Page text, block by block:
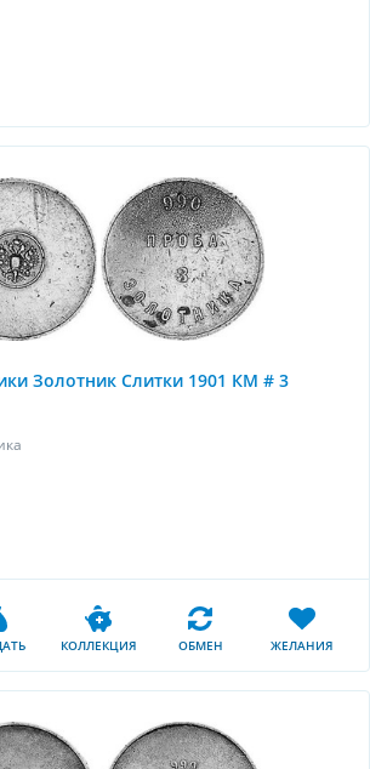
Золотник Слитки 1901 КМ # 3
КОЛЛЕКЦИЯ ОБМЕН ЖЕЛАНИЯ